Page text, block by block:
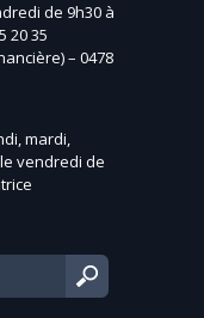
de 9h30 à
20 35
– 0478
mardi,
vendredi de